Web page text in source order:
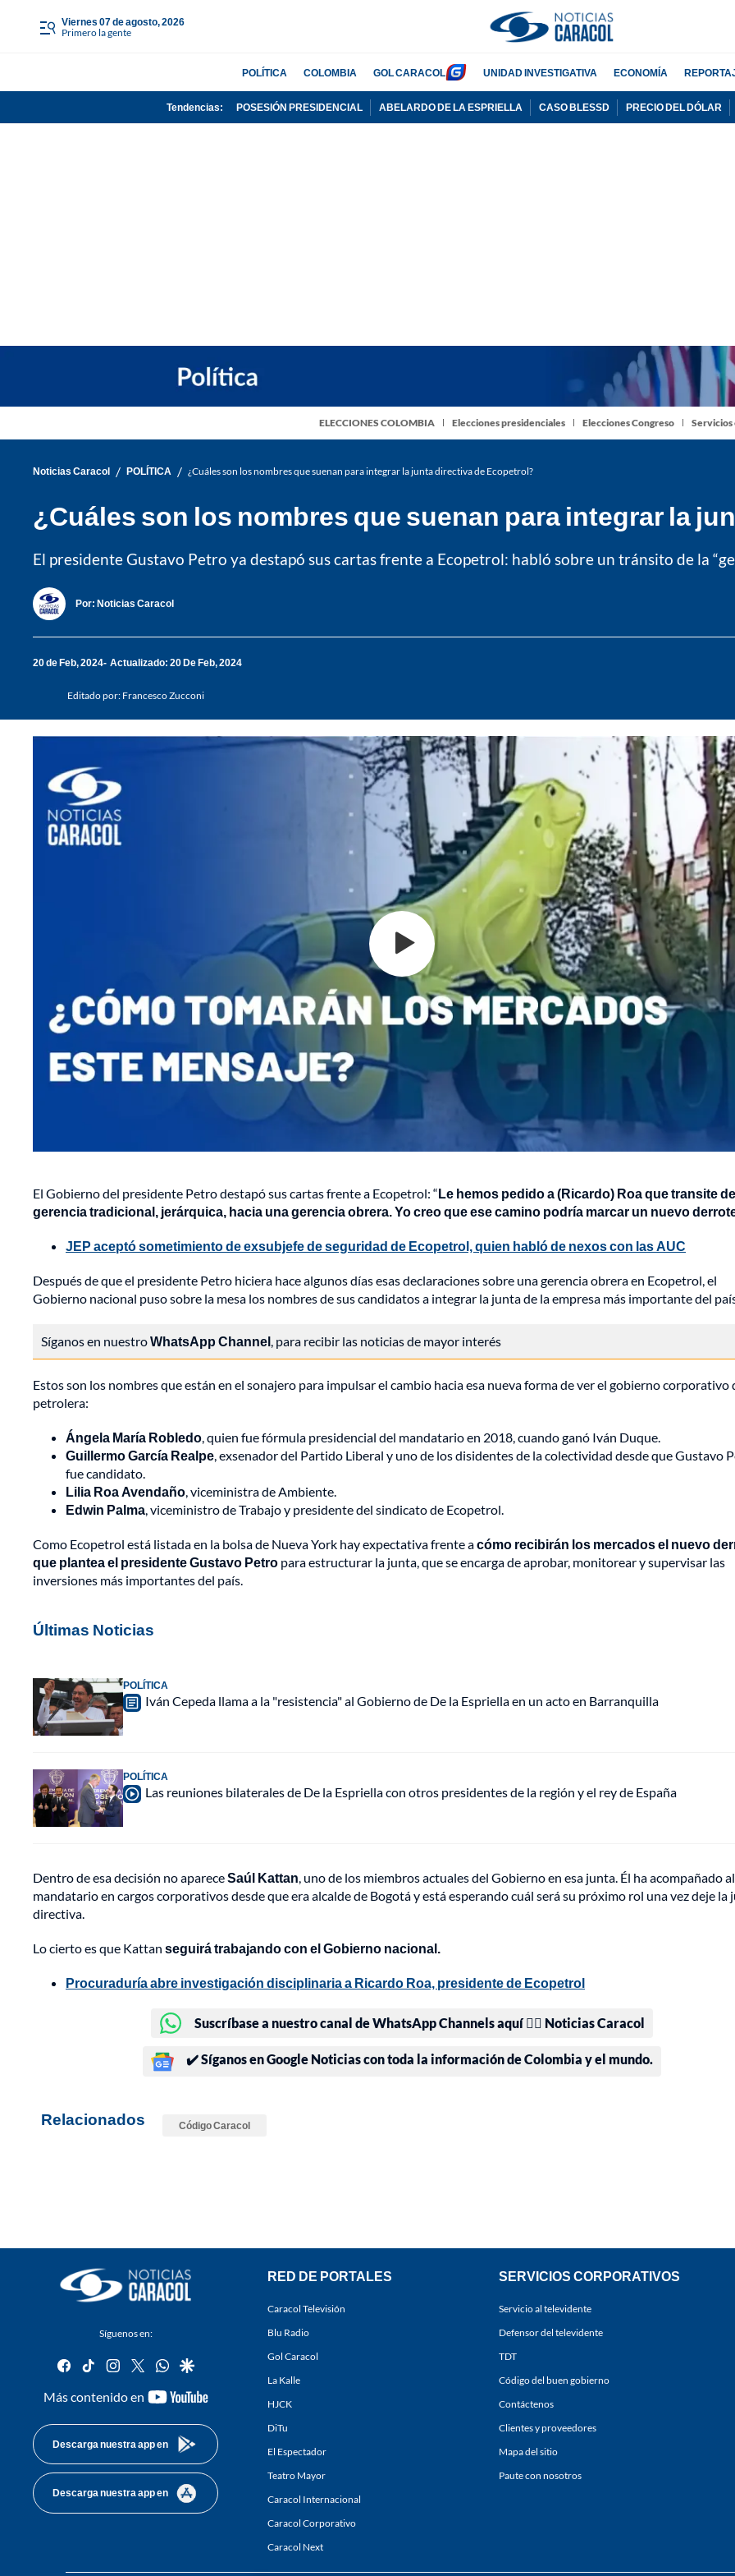
viernes 07 de agosto, 2026
Primero la gente
POLÍTICA COLOMBIA GOL CARACOL UNIDAD INVESTIGATIVA ECONOMÍA
Tendencias: POSESIÓN PRESIDENCIAL ABELARDO DE LA ESPRIELLA CASO BLESSD PRECIO DEL DÓLAR
ELECCIONES COLOMBIA Elecciones presidenciales Elecciones Congreso
Noticias Caracol / POLÍTICA / ¿Cuáles son los nombres que suenan para integrar la junta directiva de Ecopetrol?
¿Cuáles son los nombres que suenan para integrar la
El presidente Gustavo Petro ya destapó sus cartas frente a Ecopetrol: habló sobre un tránsito de la
Por: Noticias Caracol
20 de Feb, 2024 Actualizado: 20 De Feb, 2024
Editado por: Francesco Zucconi
El Gobierno del presidente Petro destapó sus cartas frente a Ecopetrol: “Le hemos pedido a (Ricardo) Roa que transite
gerencia tradicional, jerárquica, hacia una gerencia obrera. Yo creo que ese camino podría marcar un nuevo
JEP aceptó sometimiento de exsubjefe de seguridad de Ecopetrol, quien habló de nexos con las AUC
Después de que el presidente Petro hiciera hace algunos días esas declaraciones sobre una gerencia obrera en Ecopetrol, el
Gobierno nacional puso sobre la mesa los nombres de sus candidatos a integrar la junta de la empresa más importante del
Síganos en nuestroWhatsApp Channel, para recibir las noticias de mayor interés
Estos son los nombres que están en el sonajero para impulsar el cambio hacia esa nueva forma de ver el gobierno corporativo
petrolera:
Ángela María Robledo, quien fue fórmula presidencial del mandatario en 2018, cuando ganó Iván Duque.
Guillermo García Realpe, exsenador del Partido Liberal y uno de los disidentes de la colectividad desde que Gustavo
fue candidato.
Lilia Roa Avendaño, viceministra de Ambiente.
Edwin Palma, viceministro de Trabajo y presidente del sindicato de Ecopetrol.
Como Ecopetrol está listada en la bolsa de Nueva York hay expectativa frente acómo recibirán los mercados el nuevo
que plantea el presidente Gustavo Petro para estructurar la junta, que se encarga de aprobar, monitorear y supervisar las
inversiones más importantes del país.
Últimas Noticias
POLÍTICA
Iván Cepeda llama a la "resistencia" al Gobierno de De la Espriella en un acto en Barranquilla
POLÍTICA
Las reuniones bilaterales de De la Espriella con otros presidentes de la región y el rey de España
Dentro de esa decisión no apareceSaúl Kattan, uno de los miembros actuales del Gobierno en esa junta. Él ha acompañado al
mandatario en cargos corporativos desde que era alcalde de Bogotá y está esperando cuál será su próximo rol una vez deje la
directiva.
Lo cierto es que Kattan seguirá trabajando con el Gobierno nacional.
Procuraduría abre investigación disciplinaria a Ricardo Roa, presidente de Ecopetrol
Suscríbase a nuestro canal de WhatsApp Channels aquí 👉🏻 Noticias Caracol
✔️ Síganos en Google Noticias con toda la información de Colombia y el mundo.
Relacionados Código Caracol
Síguenos en:
facebook
tiktok instagram
twitterwhatsapp
google
Más contenido en
youtube-
Descarga nuestra app en
Descarga nuestra app en
RED DE PORTALES
Caracol Televisión
Blu Radio
Gol Caracol
La Kalle
HJCK
DiTu
El Espectador
Teatro Mayor
Caracol Internacional
Caracol Corporativo
Caracol Next
SERVICIOS CORPORATIVOS
Servicio al televidente
Defensor del televidente
TDT
Código del buen gobierno
Contáctenos
Clientes y proveedores
Mapa del sitio
Paute con nosotros